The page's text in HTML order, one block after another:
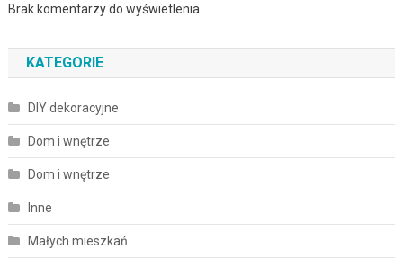
Brak komentarzy do wyświetlenia.
KATEGORIE
DIY dekoracyjne
Dom i wnętrze
Dom i wnętrze
Inne
Małych mieszkań